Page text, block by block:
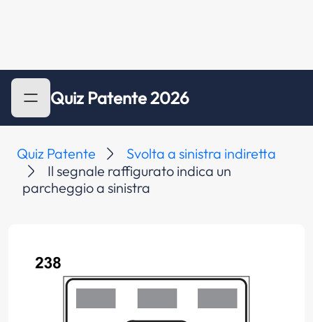
Quiz Patente 2026
Quiz Patente
Svolta a sinistra indiretta
Il segnale raffigurato indica un
parcheggio a sinistra